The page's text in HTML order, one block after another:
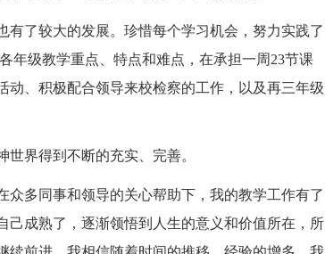
了较大的发展。珍惜每个学习机会，努力实践了
年级教学重点、特点和难点，在承担一周23节课
、积极配合领导来校检察的工作，以及再三年级
界得到不断的充实、完善。
多同事和领导的关心帮助下，我的教学工作有了
成熟了，逐渐领悟到人生的意义和价值所在，所